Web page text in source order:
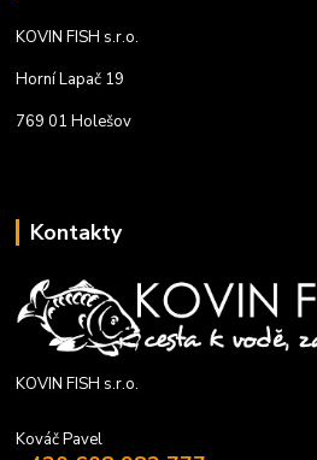
KOVIN FISH s.r.o.
Horní Lapač 19
769 01 Holešov
Kontakty
KOVIN FISH s.r.o.
Kováč Pavel